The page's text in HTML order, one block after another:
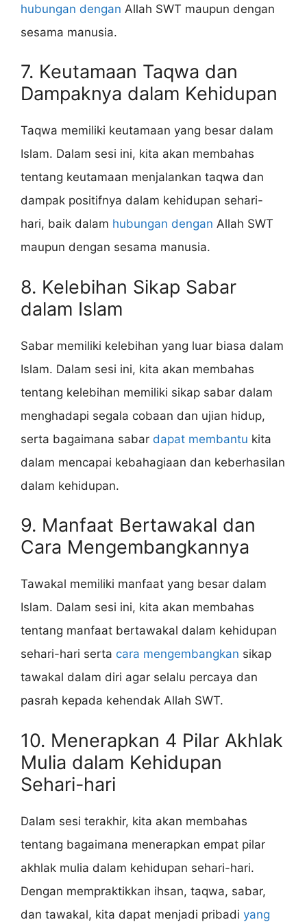
hubungan dengan Allah SWT maupun dengan
sesama manusia.
7. Keutamaan Taqwa dan
Dampaknya dalam Kehidupan
Taqwa memiliki keutamaan yang besar dalam
Islam. Dalam sesi ini, kita akan membahas
tentang keutamaan menjalankan taqwa dan
dampak positifnya dalam kehidupan sehari-
hari, baik dalam hubungan dengan Allah SWT
maupun dengan sesama manusia.
8. Kelebihan Sikap Sabar
dalam Islam
Sabar memiliki kelebihan yang luar biasa dalam
Islam. Dalam sesi ini, kita akan membahas
tentang kelebihan memiliki sikap sabar dalam
menghadapi segala cobaan dan ujian hidup,
serta bagaimana sabar dapat membantu kita
dalam mencapai kebahagiaan dan keberhasilan
dalam kehidupan.
9. Manfaat Bertawakal dan
Cara Mengembangkannya
Tawakal memiliki manfaat yang besar dalam
Islam. Dalam sesi ini, kita akan membahas
tentang manfaat bertawakal dalam kehidupan
sehari-hari serta cara mengembangkan sikap
tawakal dalam diri agar selalu percaya dan
pasrah kepada kehendak Allah SWT.
10. Menerapkan 4 Pilar Akhlak
Mulia dalam Kehidupan
Sehari-hari
Dalam sesi terakhir, kita akan membahas
tentang bagaimana menerapkan empat pilar
akhlak mulia dalam kehidupan sehari-hari.
Dengan mempraktikkan ihsan, taqwa, sabar,
dan tawakal, kita dapat menjadi pribadi yang